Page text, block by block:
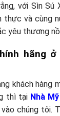
với Sìn
thực và cùng
yêu thương
hãng
khách hàng
thì tại Nhà
chúng tôi.